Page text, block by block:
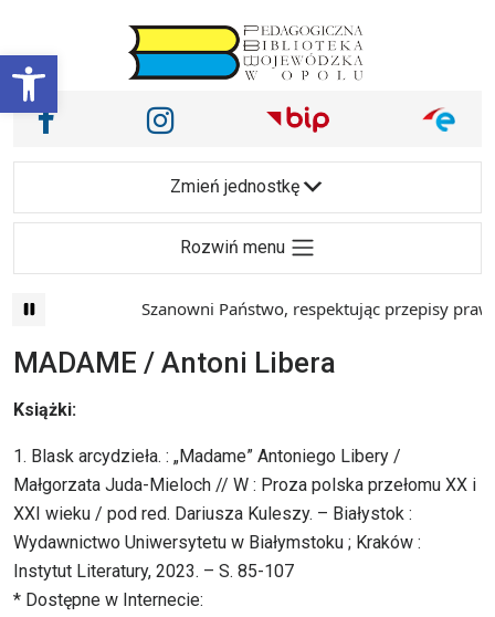
Otwórz pasek narzędzi
Main Navigation
Nasze media społecznościowe i inne
Facebook Instagram
Zmień jednostkę
Rozwiń menu
Szanowni Państwo, respektując przepisy prawa i
MADAME / Antoni Libera
Książki:
1. Blask arcydzieła. : „Madame” Antoniego Libery /
Małgorzata Juda-Mieloch // W : Proza polska przełomu XX i
XXI wieku / pod red. Dariusza Kuleszy. – Białystok :
Wydawnictwo Uniwersytetu w Białymstoku ; Kraków :
Instytut Literatury, 2023. – S. 85-107
* Dostępne w Internecie: